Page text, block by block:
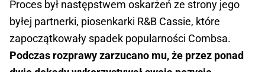
Proces był następstwem oskarżeń ze strony jego
byłej partnerki, piosenkarki R&B Cassie, które
zapoczątkowały spadek popularności Combsa.
Podczas rozprawy zarzucano mu, że przez ponad